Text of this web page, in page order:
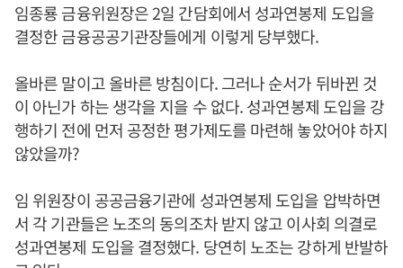
임종룡 금융위원장은 2일 간담회에서 성과연봉제 도입을
결정한 금융공공기관장들에게 이렇게 당부했다.
올바른 말이고 올바른 방침이다. 그러나 순서가 뒤바뀐 것
이 아닌가 하는 생각을 지을 수 없다. 성과연봉제 도입을 강
행하기 전에 먼저 공정한 평가제도를 마련해 놓았어야 하지
않았을까?
임 위원장이 공공금융기관에 성과연봉제 도입을 압박하면
서 각 기관들은 노조의 동의조차 받지 않고 이사회 의결로
성과연봉제 도입을 결정했다. 당연히 노조는 강하게 반발하